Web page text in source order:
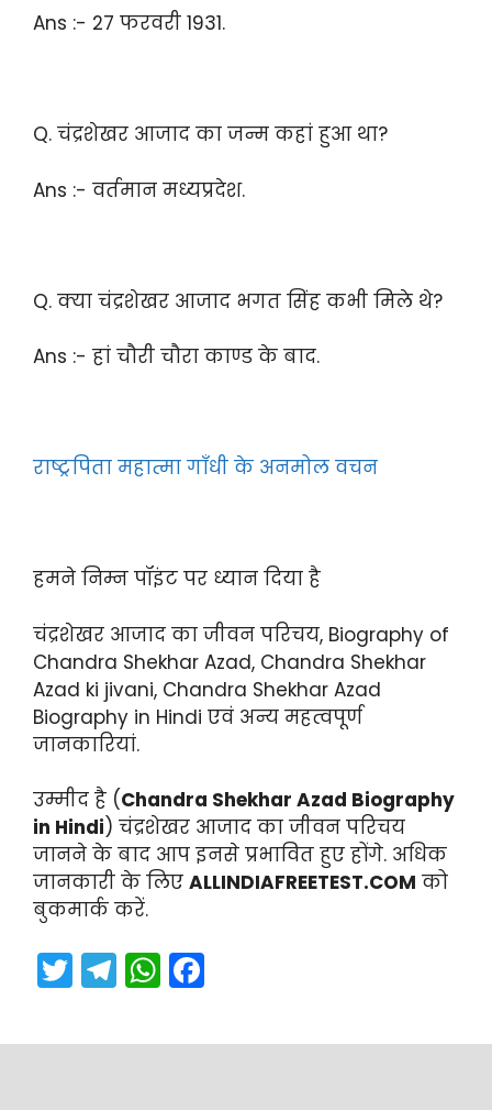
Ans :- 27 फरवरी 1931.
Q. चंद्रशेखर आजाद का जन्म कहां हुआ था?
Ans :- वर्तमान मध्यप्रदेश.
Q. क्या चंद्रशेखर आजाद भगत सिंह कभी मिले थे?
Ans :- हां चौरी चौरा काण्ड के बाद.
राष्ट्रपिता महात्मा गाँधी के अनमोल वचन
हमने निम्न पॉइंट पर ध्यान दिया है
चंद्रशेखर आजाद का जीवन परिचय, Biography of
Chandra Shekhar Azad, Chandra Shekhar
Azad ki jivani, Chandra Shekhar Azad
Biography in Hindi एवं अन्य महत्वपूर्ण
जानकारियां.
उम्मीद है (Chandra Shekhar Azad Biography
in Hindi) चंद्रशेखर आजाद का जीवन परिचय
जानने के बाद आप इनसे प्रभावित हुए होंगे. अधिक
जानकारी के लिए ALLINDIAFREETEST.COM को
बुकमार्क करें.
T
w
itt
T
el
e
W
h
a c